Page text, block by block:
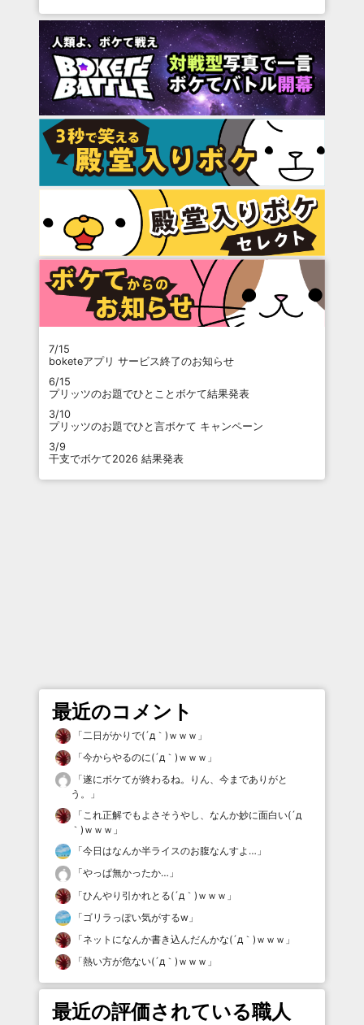
7/15
boketeアプリ サービス終了のお知らせ
6/15
プリッツのお題でひとことボケて結果発表
3/10
プリッツのお題でひと言ボケて キャンペーン
3/9
干支でボケて2026 結果発表
最近のコメント
「二日がかりで(´д｀)ｗｗｗ 」
「今からやるのに(´д｀)ｗｗｗ 」
「遂にボケてが終わるね。りん、今までありがと
う。
」
「これ正解でもよさそうやし、なんか妙に面白い(´д
｀)ｗｗｗ 」
「今日はなんか半ライスのお腹なんすよ… 」
「やっぱ無かったか… 」
「ひんやり引かれとる(´д｀)ｗｗｗ 」
「ゴリラっぽい気がするw 」
「ネットになんか書き込んだんかな(´д｀)ｗｗｗ 」
「熱い方が危ない(´д｀)ｗｗｗ 」
最近の評価されている職人